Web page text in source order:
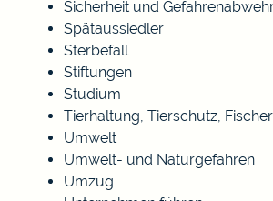
Sicherheit und
Spätaussiedler
Sterbefall
Stiftungen
Studium
Tierhaltung, Tierschutz,
Umwelt
Umwelt- und Naturgefahren
Umzug